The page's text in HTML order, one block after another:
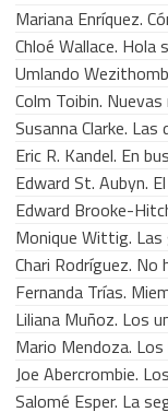
Mariana Enríquez.
Chloé Wallace. Hola
Umlando
Colm Toibin.
Susanna Clarke. Las
Eric R. Kandel. En
Edward St. Aubyn.
Edward Brooke-
Monique Wittig. Las
Chari Rodríguez. No
Fernanda Trías.
Liliana Muñoz. Los
Mario Mendoza.
Joe Abercrombie.
Salomé Esper. La